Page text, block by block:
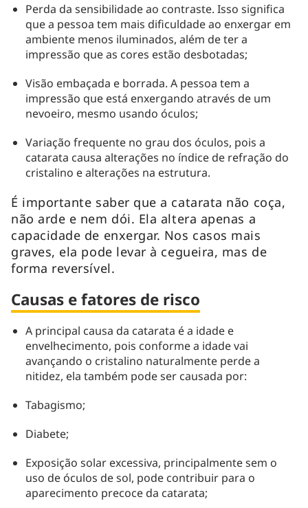
Perda da sensibilidade ao contraste. Isso significa
que a pessoa tem mais dificuldade ao enxergar em
ambiente menos iluminados, além de ter a
impressão que as cores estão desbotadas;
Visão embaçada e borrada. A pessoa tem a
impressão que está enxergando através de um
nevoeiro, mesmo usando óculos;
Variação frequente no grau dos óculos, pois a
catarata causa alterações no índice de refração do
cristalino e alterações na estrutura.
É importante saber que a catarata não coça,
não arde e nem dói. Ela altera apenas a
capacidade de enxergar. Nos casos mais
graves, ela pode levar à cegueira, mas de
forma reversível.
Causas e fatores de risco
A principal causa da catarata é a idade e
envelhecimento, pois conforme a idade vai
avançando o cristalino naturalmente perde a
nitidez, ela também pode ser causada por:
Tabagismo;
Diabete;
Exposição solar excessiva, principalmente sem o
uso de óculos de sol, pode contribuir para o
aparecimento precoce da catarata;